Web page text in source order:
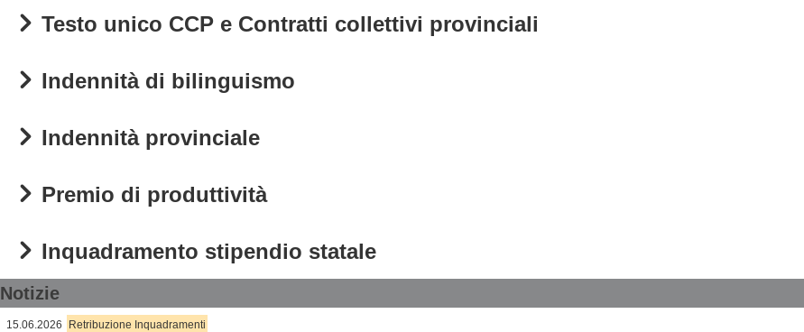
Testo unico CCP e Contratti collettivi provinciali
Indennità di bilinguismo
Indennità provinciale
Premio di produttività
Inquadramento stipendio statale
Notizie
15.06.2026 Retribuzione Inquadramenti